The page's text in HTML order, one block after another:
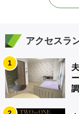
アクセスラ
1